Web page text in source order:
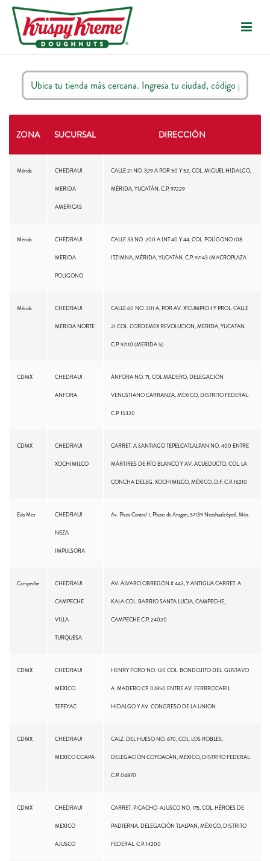
ZONA SUCURSAL DIRECCIÓN
Mérida CHEDRAUI
MERIDA
AMERICAS
CALLE 21 NO. 329 A POR 50 Y 52, COL. MIGUEL HIDALGO,
MÉRIDA, YUCATÁN. C.P. 97229
Mérida CHEDRAUI
MERIDA
POLIGONO
CALLE 33 NO. 200 A INT 40 Y 44, COL. POLÍGONO 108
ITZIMNA, MÉRIDA, YUCATÁN. C.P. 97143 (MACROPLAZA
Mérida CHEDRAUI
MERIDA NORTE
CALLE 60 NO. 301 A, POR AV. X’CUMPICH Y PROL. CALLE
21 COL. CORDEMEX REVOLUCION, MERIDA, YUCATAN.
C.P. 97110 (MERIDA 5)
CDMX CHEDRAUI
ANFORA
ÁNFORA NO. 71, COL MADERO, DELEGACIÓN
VENUSTIANO CARRANZA, MÉXICO, DISTRITO FEDERAL.
C.P. 15320
CDMX CHEDRAUI
XOCHIMILCO
CARRET. A SANTIAGO TEPELCATLALPAN NO. 400 ENTRE
MÁRTIRES DE RÍO BLANCO Y AV. ACUEDUCTO, COL. LA
CONCHA DELEG. XOCHIMILCO, MÉXICO, D.F. C.P. 16210
Edo Mex CHEDRAUI
NEZA
IMPULSORA
Av. Plaza Central 1, Plazas de Aragon, 57139 Nezahualcóyotl, Méx.
Campeche CHEDRAUI
CAMPECHE
VILLA
TURQUESA
AV. ÁLVARO OBREGÓN # 443, Y ANTIGUA CARRET. A
KALA COL. BARRIO SANTA LUCIA, CAMPECHE,
CAMPECHE C.P. 24020
CDMX CHEDRAUI
MEXICO
TEPEYAC
HENRY FORD NO. 120 COL. BONDOJITO DEL. GUSTAVO
A. MADERO CP. 07850 ENTRE AV. FERRROCARIL
HIDALGO Y AV. CONGRESO DE LA UNION
CDMX CHEDRAUI
MEXICO COAPA
CALZ. DEL HUESO NO. 670, COL. LOS ROBLES,
DELEGACIÓN COYOACÁN, MÉXICO, DISTRITO FEDERAL.
C.P. 04870
CDMX CHEDRAUI
MEXICO
AJUSCO
CARRET. PICACHO-AJUSCO NO. 175, COL. HÉROES DE
PADIERNA, DELEGACIÓN TLALPAN, MÉXICO, DISTRITO
FEDERAL. C.P. 14200